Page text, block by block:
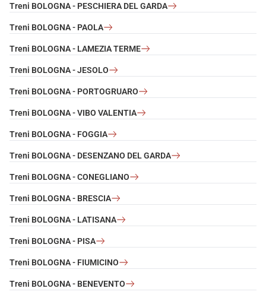
Treni BOLOGNA - PESCHIERA DEL GARDA
Treni BOLOGNA - PAOLA
Treni BOLOGNA - LAMEZIA TERME
Treni BOLOGNA - JESOLO
Treni BOLOGNA - PORTOGRUARO
Treni BOLOGNA - VIBO VALENTIA
Treni BOLOGNA - FOGGIA
Treni BOLOGNA - DESENZANO DEL GARDA
Treni BOLOGNA - CONEGLIANO
Treni BOLOGNA - BRESCIA
Treni BOLOGNA - LATISANA
Treni BOLOGNA - PISA
Treni BOLOGNA - FIUMICINO
Treni BOLOGNA - BENEVENTO